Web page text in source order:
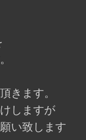
きます。
しますが
い致します